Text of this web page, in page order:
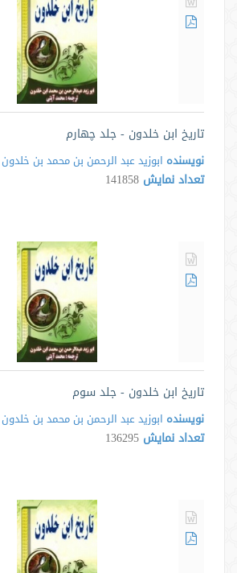
تاریخ ابن خلدون - جلد چهارم
نویسنده ابوزید عبد الرحمن بن محمد بن
تعداد نمایش 141858
تاریخ ابن خلدون - جلد سوم
نویسنده ابوزید عبد الرحمن بن محمد بن
تعداد نمایش 136295